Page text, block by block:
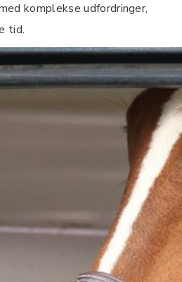
komplekse udfordringer,
tid.